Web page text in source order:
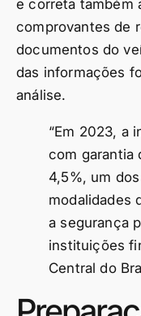
e correta também
comprovantes de
documentos do
das informações
análise.
“Em 2023, a
com garantia
4,5%, um
modalidades
a segurança
instituições
Central do